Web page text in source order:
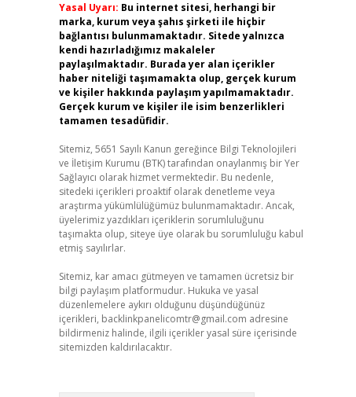
Yasal Uyarı: Bu internet sitesi, herhangi bir
marka, kurum veya şahıs şirketi ile hiçbir
bağlantısı bulunmamaktadır. Sitede yalnızca
kendi hazırladığımız makaleler
paylaşılmaktadır. Burada yer alan içerikler
haber niteliği taşımamakta olup, gerçek kurum
ve kişiler hakkında paylaşım yapılmamaktadır.
Gerçek kurum ve kişiler ile isim benzerlikleri
tamamen tesadüfidir.
Sitemiz, 5651 Sayılı Kanun gereğince Bilgi Teknolojileri
ve İletişim Kurumu (BTK) tarafından onaylanmış bir Yer
Sağlayıcı olarak hizmet vermektedir. Bu nedenle,
sitedeki içerikleri proaktif olarak denetleme veya
araştırma yükümlülüğümüz bulunmamaktadır. Ancak,
üyelerimiz yazdıkları içeriklerin sorumluluğunu
taşımakta olup, siteye üye olarak bu sorumluluğu kabul
etmiş sayılırlar.
Sitemiz, kar amacı gütmeyen ve tamamen ücretsiz bir
bilgi paylaşım platformudur. Hukuka ve yasal
düzenlemelere aykırı olduğunu düşündüğünüz
içerikleri, backlinkpanelicomtr@gmail.com adresine
bildirmeniz halinde, ilgili içerikler yasal süre içerisinde
sitemizden kaldırılacaktır.